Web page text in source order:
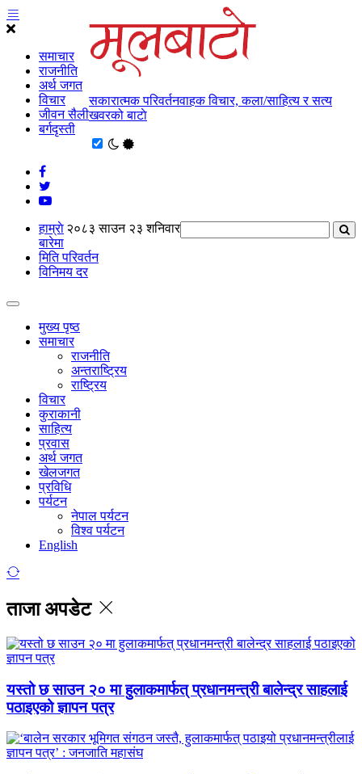
समाचार
राजनीति
अर्थ जगत
विचार
जीवन सैली
बर्गदृस्ती
सकारात्मक परिवर्तनवाहक विचार, कला/साहित्य र सत्य
खवरको बाटाे
२०८३ साउन २३ शनिवार
हाम्राे
बारेमा
मिति परिवर्तन
विनिमय दर
मुख्य पृष्ठ
समाचार
राजनीति
अन्तराष्ट्रिय
राष्ट्रिय
विचार
कुराकानी
साहित्य
प्रवास
अर्थ जगत
खेलजगत
प्रविधि
पर्यटन
नेपाल पर्यटन
विश्व पर्यटन
English
ताजा अपडेट
यस्तो छ साउन २० मा हुलाकमार्फत् प्रधानमन्त्री बालेन्द्र साहलाई
पठाइएको ज्ञापन पत्र